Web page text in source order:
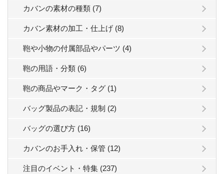
カバンの素材の種類 (7)
カバン素材の加工・仕上げ (8)
鞄や小物の付属部品やパーツ (4)
鞄の用語・分類 (6)
鞄の商品やマーク・タグ (1)
バッグ製品の表記・規制 (2)
バッグの選び方 (16)
カバンのお手入れ・保管 (12)
注目のイベント・特集 (237)